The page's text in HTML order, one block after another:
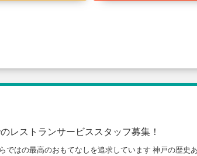
レストランサービススタッフ募集！
ではの最高のおもてなしを追求しています 神戸の歴史